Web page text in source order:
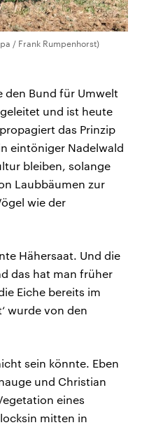
/ Frank Rumpenhorst)
den Bund für Umwelt
und ist heute
das Prinzip
eintöniger Nadelwald
bleiben, solange
Laubbäumen zur
wie der
Hähersaat. Und die
das hat man früher
Eiche bereits im
wurde von den
sein könnte. Eben
und Christian
eines
mitten in